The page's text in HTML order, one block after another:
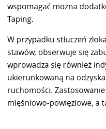
wspomagać można
Taping.
W przypadku stłuczeń
stawów, obserwuje się
wprowadza się również
ukierunkowaną na
ruchomości.
mięśniowo-powięziowe, a